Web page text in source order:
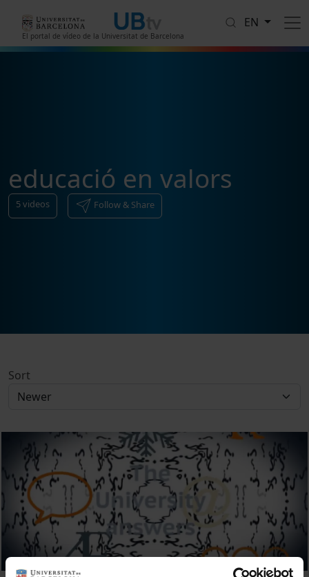
El portal de vídeo de la Universitat de Barcelona
EN
educació en valors
5videos Follow & Share
Sort